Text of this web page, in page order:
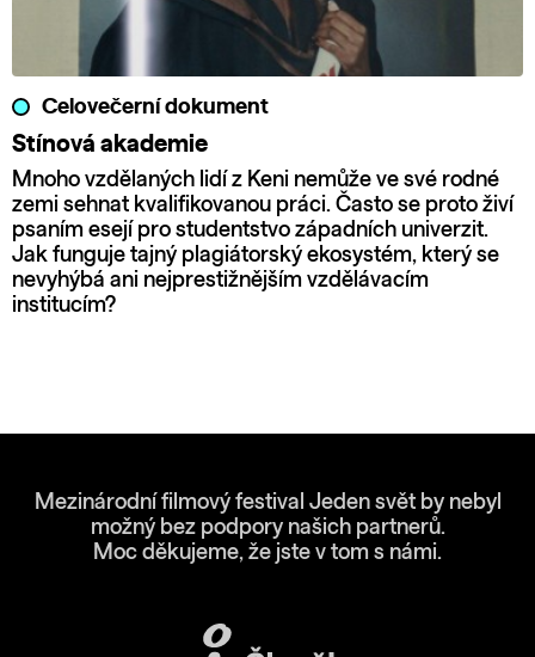
Celovečerní dokument
Stínová akademie
Mnoho vzdělaných lidí z Keni nemůže ve své rodné
zemi sehnat kvalifikovanou práci. Často se proto živí
psaním esejí pro studentstvo západních univerzit.
Jak funguje tajný plagiátorský ekosystém, který se
nevyhýbá ani nejprestižnějším vzdělávacím
institucím?
Mezinárodní filmový festival Jeden svět by nebyl
možný bez podpory našich partnerů.
Moc děkujeme, že jste v tom s námi.